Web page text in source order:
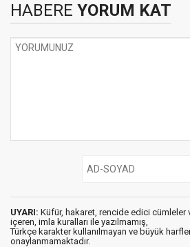
HABERE YORUM KAT
UYARI: Küfür, hakaret, rencide edici cümleler
içeren, imla kuralları ile yazılmamış,
Türkçe karakter kullanılmayan ve büyük
onaylanmamaktadır.